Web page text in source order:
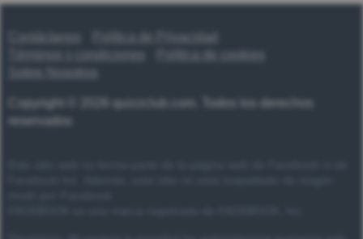
Contáctanos
Política de Privacidad
Términos y condiciones
Copyright © 2026 quizzclub.com. Todos los derechos
reservados